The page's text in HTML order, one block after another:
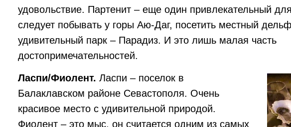
удовольствие. Партенит – еще один привлекательный
следует побывать у горы Аю-Даг, посетить местный
удивительный парк – Парадиз. И это лишь малая часть
достопримечательностей.
Ласпи/Фиолент. Ласпи – поселок в
Балаклавском районе Севастополя. Очень
красивое место с удивительной природой.
Фиолент – это мыс, он считается одним из самых